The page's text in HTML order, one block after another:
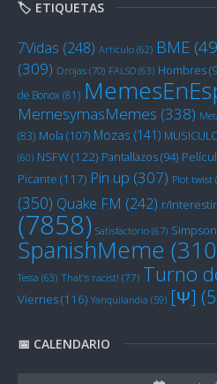
🏷️ ETIQUETAS
7Vidas (248) Artículo (62) BME
(309) Drojas (70) FALSO (63) Hombres
de Bonox(81)
MemesymasMemes (338)
(83) Mola (107) Mozas (141)
(60) NSFW(122) Pantallazos(94)
Picante (117) Pin up (307) Plot twist
(350) Quake FM (242) r/
(7858) Satisfactorio (67)
SpanishMeme
Tessa (63) That's racist! (77) Turno
Viernes(116) Yanquilandia (59) [Ψ]
📅 CALENDARIO